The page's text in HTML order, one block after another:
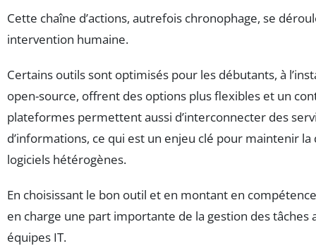
Cette chaîne d’actions, autrefois chronophage, se
intervention humaine.
Certains outils sont optimisés pour les débutants, à
open-source, offrent des options plus flexibles et un
plateformes permettent aussi d’interconnecter des
d’informations, ce qui est un enjeu clé pour maintenir
logiciels hétérogènes.
En choisissant le bon outil et en montant en
en charge une part importante de la gestion des
équipes IT.